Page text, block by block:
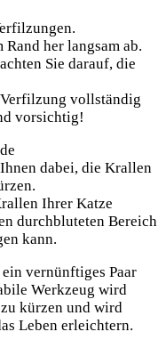
her langsam ab.
Sie darauf, die
vollständig
vorsichtig!
dabei, die Krallen
Ihrer Katze
durchbluteten Bereich
kann.
vernünftiges Paar
Werkzeug wird
kürzen und wird
Leben erleichtern.